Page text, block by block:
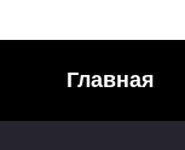
Главная